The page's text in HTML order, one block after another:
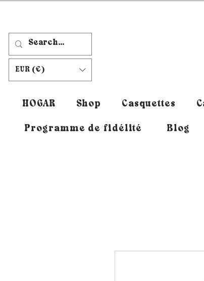
EUR (€)
HOGAR Shop Casquettes
Programme de fidélité Blog